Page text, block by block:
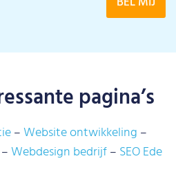
pagina’s
Website ontwikkeling
Webdesign bedrijf SEO Ede